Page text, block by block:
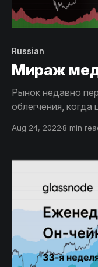
Russian
Мираж
Рынок недавно
облегчения,
Однако слабость
когда цены снова
уровня базовой
Aug 24, 2022 8 min